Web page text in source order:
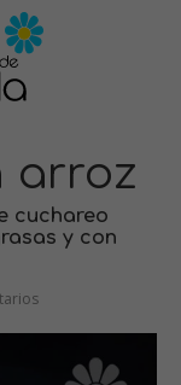
arroz
cuchareo
y con